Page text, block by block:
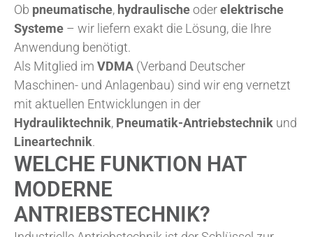
Ob pneumatische, hydraulischeoderelektrische
Systeme – wir liefern exakt die Lösung, die Ihre
Anwendung benötigt.
Als Mitglied im VDMA (Verband Deutscher
Maschinen- und Anlagenbau) sind wir eng vernetzt
mit aktuellen Entwicklungen in der
Hydrauliktechnik, Pneumatik-Antriebstechnik und
Lineartechnik.
WELCHE FUNKTION HAT
MODERNE
ANTRIEBSTECHNIK?